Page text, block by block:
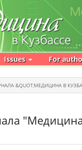
Issues For
&QUOT;МЕДИЦИНА В